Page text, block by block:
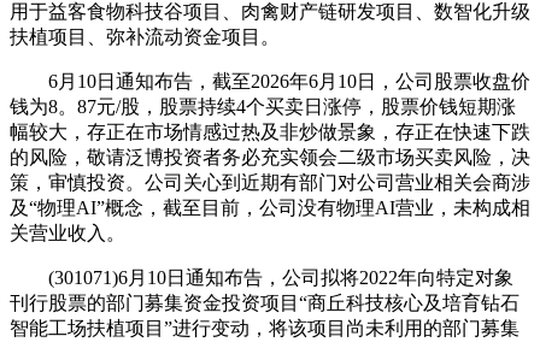
用于益客食物科技谷项目、肉禽财产链研发项目、数智化升级
扶植项目、弥补流动资金项目。
6月10日通知布告，截至2026年6月10日，公司股票收盘价
钱为8。87元/股，股票持续4个买卖日涨停，股票价钱短期涨
幅较大，存正在市场情感过热及非炒做景象，存正在快速下跌
的风险，敬请泛博投资者务必充实领会二级市场买卖风险，决
策，审慎投资。公司关心到近期有部门对公司营业相关会商涉
及“物理AI”概念，截至目前，公司没有物理AI营业，未构成相
关营业收入。
(301071)6月10日通知布告，公司拟将2022年向特定对象
刊行股票的部门募集资金投资项目“商丘科技核心及培育钻石
智能工场扶植项目”进行变动，将该项目尚未利用的部门募集